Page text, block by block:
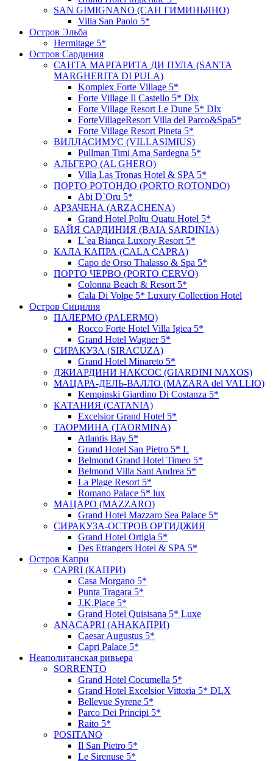
SAN GIMIGNANO (CАН ГИМИНЬЯНО)
Villa San Paolo 5*
Остров Эльба
Hermitage 5*
Остров Сардиния
САНТА МАРГАРИТА ДИ ПУЛА (SANTA
MARGHERITA DI PULA)
Komplex Forte Village 5*
Forte Village Il Castello 5* Dlx
Forte Village Resort Le Dune 5* Dlx
ForteVillageResort Villa del Parco&Spа5*
Forte Village Resort Pineta 5*
ВИЛЛАСИМУС (VILLASIMIUS)
Pullman Timi Ama Sardegna 5*
АЛЬГЕРО (AL GHERO)
Villa Las Tronas Hotel & SPA 5*
ПОРТО РОТОНДО (PORTO ROTONDO)
Abi D`Оru 5*
АРЗАЧЕНА (ARZACHENA)
Grand Hotel Poltu Quatu Hotel 5*
БАЙЯ САРДИНИЯ (BAIA SARDINIA)
L`ea Bianca Luxory Resort 5*
КАЛА КАПРА (CALA CAPRA)
Capo de Orso Thalasso & Spa 5*
ПОРТО ЧЕРВО (PORTO CERVO)
Colonna Beach & Resort 5*
Cala Di Volpe 5* Luxury Collection Hotel
Остров Сицилия
ПАЛЕРМО (PALERMO)
Rocco Forte Hotel Villa Igiea 5*
Grand Hotel Wagner 5*
СИРАКУЗА (SIRACUZA)
Grand Hotel Minareto 5*
ДЖИАРДИНИ НАКСОС (GIARDINI NAXOS)
МАЦАРА-ДЕЛЬ-ВАЛЛО (MAZARA del VALLIO)
Kempinski Giardino Di Costanza 5*
КАТАНИЯ (CATANIA)
Excelsior Grand Hotel 5*
ТАОРМИНА (TAORMINA)
Atlantis Bay 5*
Grand Hotel San Pietro 5* L
Belmond Grand Hotel Timeo 5*
Belmond Villa Sant Andrea 5*
La Plage Resort 5*
Romano Palace 5* lux
МАЦАРО (MAZZARO)
Grand Hotel Mazzaro Sea Palace 5*
СИРАКУЗА-ОСТРОВ ОРТИДЖИЯ
Grand Hotel Ortigia 5*
Des Etrangers Hotel & SPA 5*
Остров Капри
CAPRI (КАПРИ)
Casa Morgano 5*
Punta Tragara 5*
J.K.Place 5*
Grand Hotel Quisisana 5* Luxe
ANACAPRI (АНАКАПРИ)
Caesar Augustus 5*
Capri Palace 5*
Неаполитанская ривьера
SORRENTO
Grand Hotel Cocumella 5*
Grand Hotel Excelsior Vittoria 5* DLX
Bellevue Syrene 5*
Parco Dei Principi 5*
Raito 5*
POSITANO
Il San Pietro 5*
Le Sirenuse 5*